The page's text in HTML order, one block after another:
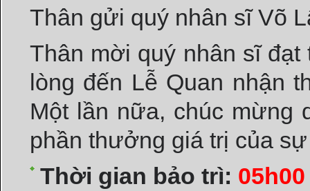
Thân gửi quý nhân sĩ Võ
Thân mời quý nhân sĩ đạt
lòng đến Lễ Quan nhận
Một lần nữa, chúc mừng
phần thưởng giá trị của
Thời gian bảo trì: